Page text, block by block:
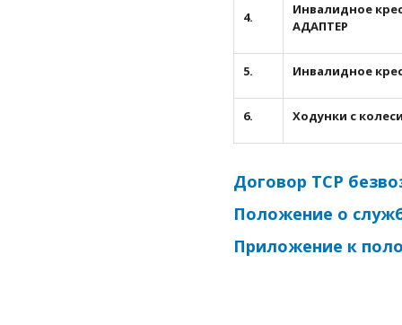
4.
Инвалидное
АДАПТЕР
5. Инвалидное
6. Ходунки с
Договор ТСР
Положение о
Приложение к